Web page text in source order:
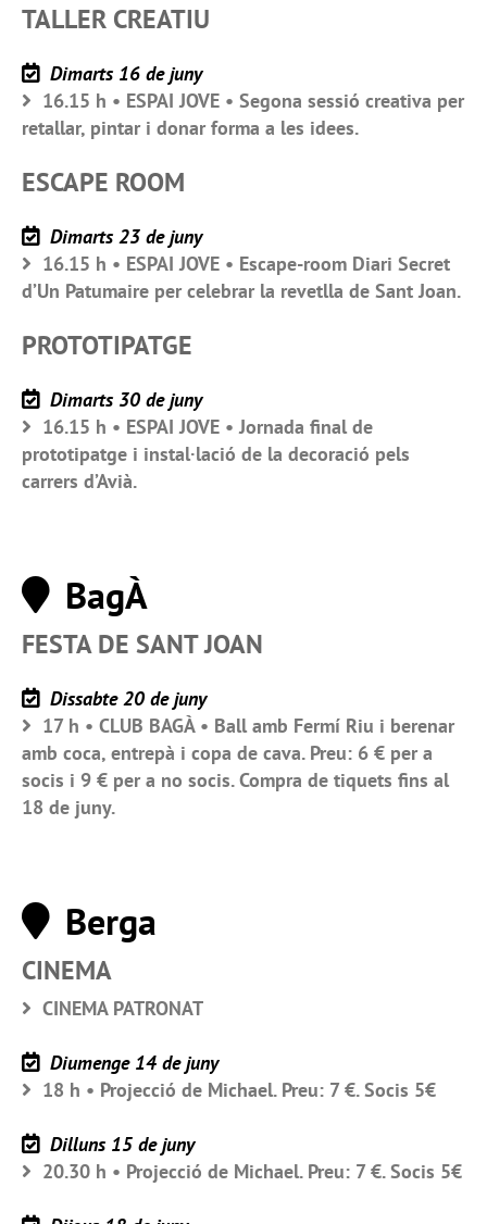
TALLER CREATIU
Dimarts 16 de juny
16.15 h • ESPAI JOVE • Segona sessió creativa per
retallar, pintar i donar forma a les idees.
ESCAPE ROOM
Dimarts 23 de juny
16.15 h • ESPAI JOVE • Escape-room Diari Secret
d’Un Patumaire per celebrar la revetlla de Sant Joan.
PROTOTIPATGE
Dimarts 30 de juny
16.15 h • ESPAI JOVE • Jornada final de
prototipatge i instal·lació de la decoració pels
carrers d’Avià.
BagÀ
FESTA DE SANT JOAN
Dissabte 20 de juny
17 h • CLUB BAGÀ • Ball amb Fermí Riu i berenar
amb coca, entrepà i copa de cava. Preu: 6 € per a
socis i 9 € per a no socis. Compra de tiquets fins al
18 de juny.
Berga
CINEMA
CINEMA PATRONAT
Diumenge 14 de juny
18 h • Projecció de Michael. Preu: 7 €. Socis 5€
Dilluns 15 de juny
20.30 h • Projecció de Michael. Preu: 7 €. Socis 5€